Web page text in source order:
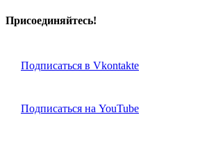
Присоединяйтесь!
Подписаться в Vkontakte
Подписаться на YouTube